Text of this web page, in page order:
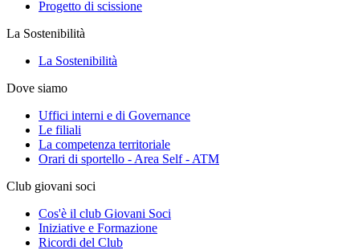
Progetto di scissione
La Sostenibilità
La Sostenibilità
Dove siamo
Uffici interni e di Governance
Le filiali
La competenza territoriale
Orari di sportello - Area Self - ATM
Club giovani soci
Cos'è il club Giovani Soci
Iniziative e Formazione
Ricordi del Club